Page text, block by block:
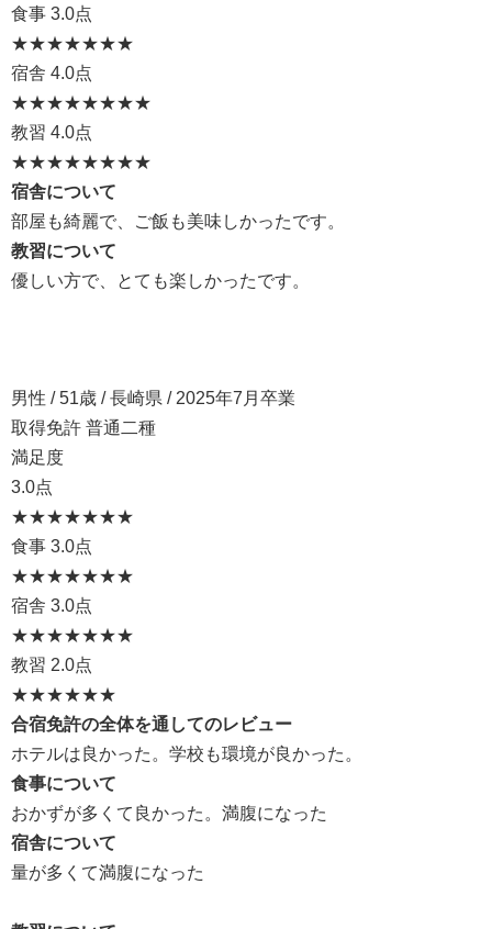
食事 3.0点
★★★★★★★
宿舎 4.0点
★★★★★★★★
教習 4.0点
★★★★★★★★
宿舎について
部屋も綺麗で、ご飯も美味しかったです。
教習について
優しい方で、とても楽しかったです。
男性 / 51歳 / 長崎県 / 2025年7月卒業
取得免許 普通二種
満足度
3.0点
★★★★★★★
食事 3.0点
★★★★★★★
宿舎 3.0点
★★★★★★★
教習 2.0点
★★★★★★
合宿免許の全体を通してのレビュー
ホテルは良かった。学校も環境が良かった。
食事について
おかずが多くて良かった。満腹になった
宿舎について
量が多くて満腹になった